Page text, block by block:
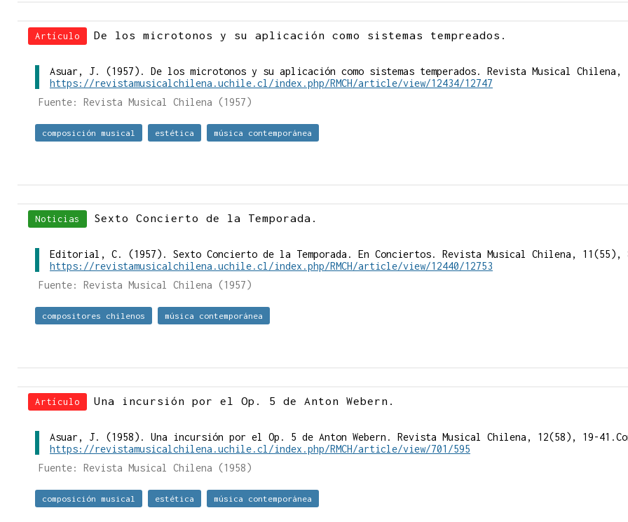
Artículo De los microtonos y su aplicación como sistemas tempreados.
Asuar, J. (1957). De los microtonos y su aplicación como sistemas temperados. Revista Musical Chilena,
https://revistamusicalchilena.uchile.cl/index.php/RMCH/article/view/12434/12747
Fuente: Revista Musical Chilena (1957)
composición musical estética música contemporánea
Noticias Sexto Concierto de la Temporada.
Editorial, C. (1957). Sexto Concierto de la Temporada. En Conciertos. Revista Musical Chilena, 11(55),
https://revistamusicalchilena.uchile.cl/index.php/RMCH/article/view/12440/12753
Fuente: Revista Musical Chilena (1957)
compositores chilenos música contemporánea
Artículo Una incursión por el Op. 5 de Anton Webern.
Asuar, J. (1958). Una incursión por el Op. 5 de Anton Webern. Revista Musical Chilena, 12(58), 19-
https://revistamusicalchilena.uchile.cl/index.php/RMCH/article/view/701/595
Fuente: Revista Musical Chilena (1958)
composición musical estética música contemporánea